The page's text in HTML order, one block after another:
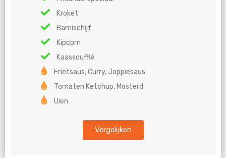
Kroket
Bamischijf
Kipcorn
Kaassoufflé
Frietsaus, Curry, Joppiesaus
Tomaten Ketchup, Mosterd
Uien
Vergelijken